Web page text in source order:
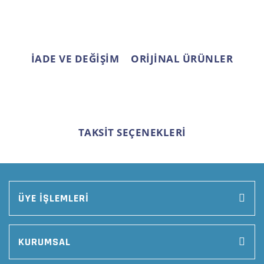
İADE VE DEĞİŞİM ORİJİNAL ÜRÜNLER
TAKSİT SEÇENEKLERİ
ÜYE İŞLEMLERİ
KURUMSAL